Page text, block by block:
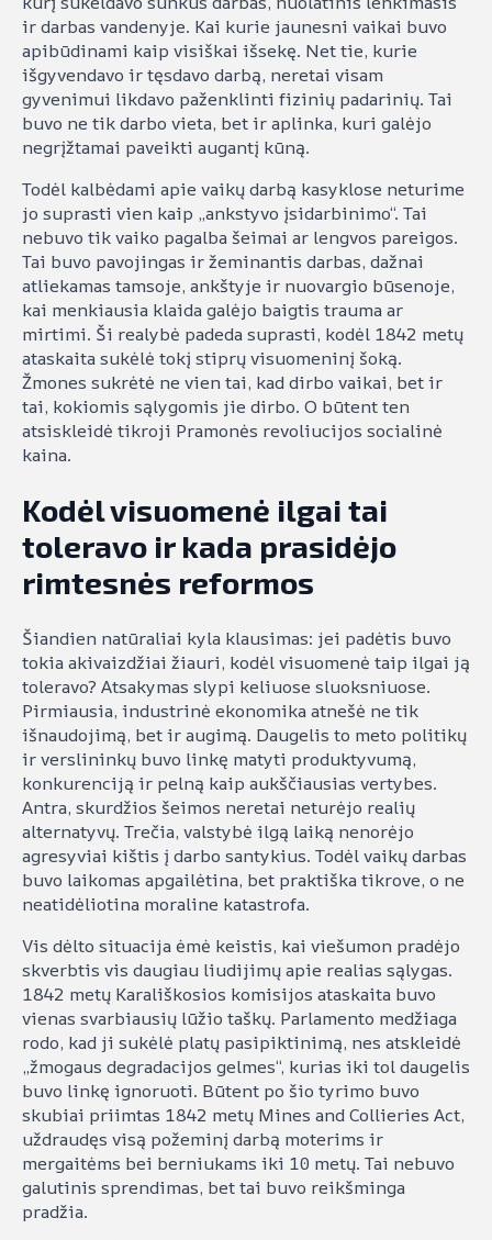
ir darbas vandenyje. Kai kurie jaunesni vaikai buvo
apibūdinami kaip visiškai išsekę. Net tie, kurie
išgyvendavo ir tęsdavo darbą, neretai visam
gyvenimui likdavo paženklinti fizinių padarinių. Tai
buvo ne tik darbo vieta, bet ir aplinka, kuri galėjo
negrįžtamai paveikti augantį kūną.
Todėl kalbėdami apie vaikų darbą kasyklose neturime
jo suprasti vien kaip „ankstyvo įsidarbinimo“. Tai
nebuvo tik vaiko pagalba šeimai ar lengvos pareigos.
Tai buvo pavojingas ir žeminantis darbas, dažnai
atliekamas tamsoje, ankštyje ir nuovargio būsenoje,
kai menkiausia klaida galėjo baigtis trauma ar
mirtimi. Ši realybė padeda suprasti, kodėl 1842 metų
ataskaita sukėlė tokį stiprų visuomeninį šoką.
Žmones sukrėtė ne vien tai, kad dirbo vaikai, bet ir
tai, kokiomis sąlygomis jie dirbo. O būtent ten
atsiskleidė tikroji Pramonės revoliucijos socialinė
kaina.
Kodėl visuomenė ilgai tai
toleravo ir kada prasidėjo
rimtesnės reformos
Šiandien natūraliai kyla klausimas: jei padėtis buvo
tokia akivaizdžiai žiauri, kodėl visuomenė taip ilgai ją
toleravo? Atsakymas slypi keliuose sluoksniuose.
Pirmiausia, industrinė ekonomika atnešė ne tik
išnaudojimą, bet ir augimą. Daugelis to meto politikų
ir verslininkų buvo linkę matyti produktyvumą,
konkurenciją ir pelną kaip aukščiausias vertybes.
Antra, skurdžios šeimos neretai neturėjo realių
alternatyvų. Trečia, valstybė ilgą laiką nenorėjo
agresyviai kištis į darbo santykius. Todėl vaikų darbas
buvo laikomas apgailėtina, bet praktiška tikrove, o ne
neatidėliotina moraline katastrofa.
Vis dėlto situacija ėmė keistis, kai viešumon pradėjo
skverbtis vis daugiau liudijimų apie realias sąlygas.
1842 metų Karališkosios komisijos ataskaita buvo
vienas svarbiausių lūžio taškų. Parlamento medžiaga
rodo, kad ji sukėlė platų pasipiktinimą, nes atskleidė
„žmogaus degradacijos gelmes“, kurias iki tol daugelis
buvo linkę ignoruoti. Būtent po šio tyrimo buvo
skubiai priimtas 1842 metų Mines and Collieries Act,
uždraudęs visą požeminį darbą moterims ir
mergaitėms bei berniukams iki 10 metų. Tai nebuvo
galutinis sprendimas, bet tai buvo reikšminga
pradžia.